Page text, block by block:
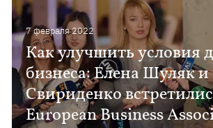
7 февраля 2022
Как улучшить условия
бизнеса: Елена Шуляк
Свириденко
European Business